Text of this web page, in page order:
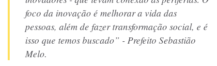
foco da inovação é melhorar a vida das
pessoas, além de fazer transformação social, e é
isso que temos buscado” - Prefeito Sebastião
Melo.